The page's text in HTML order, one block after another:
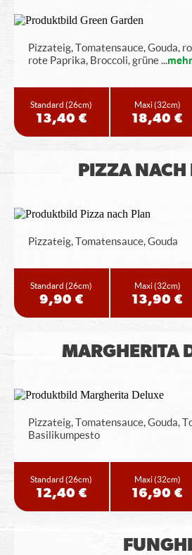
Pizzateig, Tomatensauce, Gouda,
rote Paprika, Broccoli, grüne...mehr
Standard(26cm)
13,40 €
Maxi(32cm)
18,40 €
PIZZA NACH
Pizzateig, Tomatensauce, Gouda
Standard(26cm)
9,90 €
Maxi(32cm)
13,90 €
MARGHERITA
Pizzateig, Tomatensauce, Gouda,
Basilikumpesto
Standard(26cm)
12,40 €
Maxi(32cm)
16,90 €
FUNGHI